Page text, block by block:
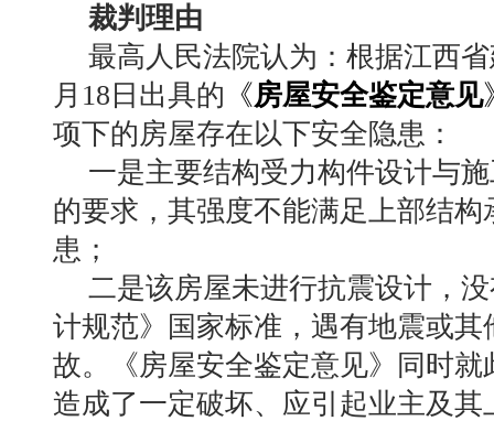
裁判理由
最高人民法院认为：根据江西
月18日出具的 《房屋安全鉴定意见
项下的房屋存在以下安全隐患：
一是主要结构受力构件设计与
的要求，其强度不能满足上部结
患；
二是该房屋未进行抗震设计，
计规范》国家标准，遇有地震或
故。《房屋安全鉴定意见》同时
造成了一定破坏、应引起业主及